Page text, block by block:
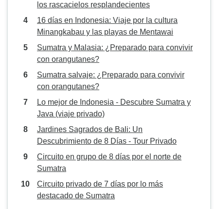
los rascacielos resplandecientes
16 días en Indonesia: Viaje por la cultura
Minangkabau y las playas de Mentawai
Sumatra y Malasia: ¿Preparado para convivir
con orangutanes?
Sumatra salvaje: ¿Preparado para convivir
con orangutanes?
Lo mejor de Indonesia - Descubre Sumatra y
Java (viaje privado)
Jardines Sagrados de Bali: Un
Descubrimiento de 8 Días - Tour Privado
Circuito en grupo de 8 días por el norte de
Sumatra
Circuito privado de 7 días por lo más
destacado de Sumatra